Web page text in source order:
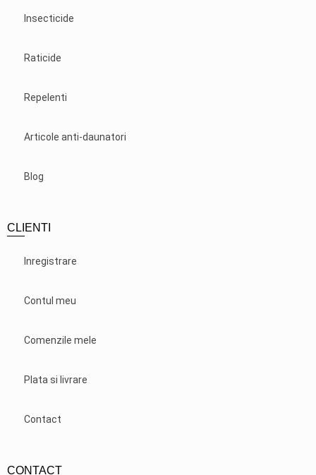
Insecticide
Raticide
Repelenti
Articole anti-daunatori
Blog
CLIENTI
Inregistrare
Contul meu
Comenzile mele
Plata si livrare
Contact
CONTACT